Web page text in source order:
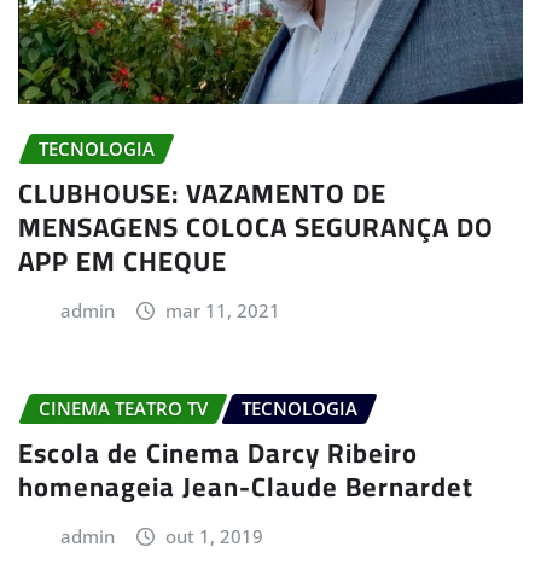
TECNOLOGIA
CLUBHOUSE: VAZAMENTO DE
MENSAGENS COLOCA SEGURANÇA DO
APP EM CHEQUE
admin mar 11, 2021
CINEMA TEATRO TV TECNOLOGIA
Escola de Cinema Darcy Ribeiro
homenageia Jean-Claude Bernardet
admin out 1, 2019